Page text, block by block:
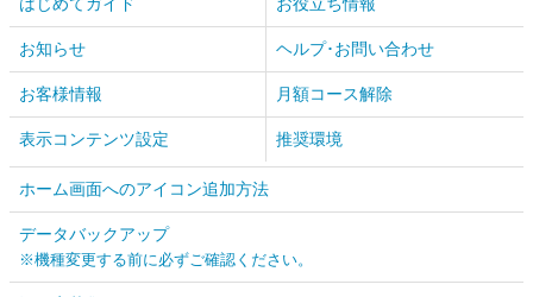
はじめてガイド お役立ち情報
お知らせ ヘルプ･お問い合わせ
お客様情報 月額コース解除
表示コンテンツ設定 推奨環境
ホーム画面へのアイコン追加方法
データバックアップ
※機種変更する前に必ずご確認ください。